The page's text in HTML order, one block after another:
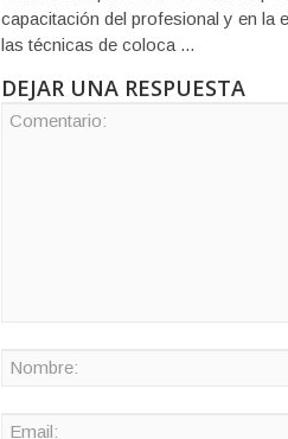
capacitación del profesional y en la
las técnicas de coloca ...
DEJAR UNA RESPUESTA